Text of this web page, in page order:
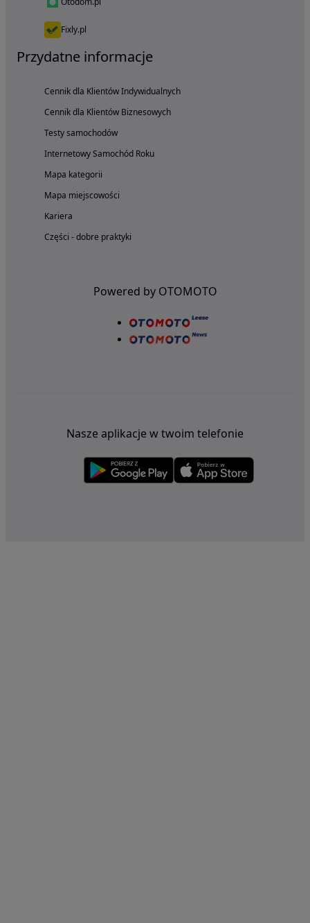
Fixly.pl
Przydatne informacje
Cennik dla Klientów Indywidualnych
Cennik dla Klientów Biznesowych
Testy samochodów
Internetowy Samochód Roku
Mapa kategorii
Mapa miejscowości
Kariera
Części - dobre praktyki
Powered by OTOMOTO
Nasze aplikacje w twoim telefonie